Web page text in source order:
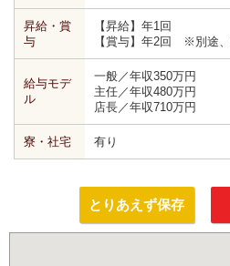
昇給・賞
与
【昇給】年1回
【賞与】年2回 ※別途
給与モデ
ル
一般／年収350万円
主任／年収480万円
店長／年収710万円
寮・社宅 有り
とりあえず保存